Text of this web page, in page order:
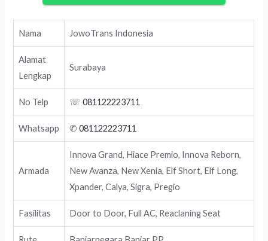
Nama JowoTrans Indonesia
Alamat
Lengkap
Surabaya
No Telp ☏081122223711
Whatsapp ✆081122223711
Armada
Innova Grand, Hiace Premio, Innova Reborn,
New Avanza, New Xenia, Elf Short, Elf Long,
Xpander, Calya, Sigra, Pregio
Fasilitas Door to Door, Full AC, Reaclaning Seat